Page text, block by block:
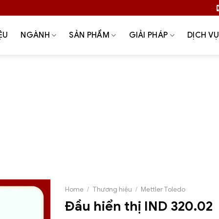
NGÀNH SẢN PHẨM GIẢI PHÁP DỊCH VỤ
Home / Thương hiệu / Mettler Toledo
Đầu hiển thị IND 320.02